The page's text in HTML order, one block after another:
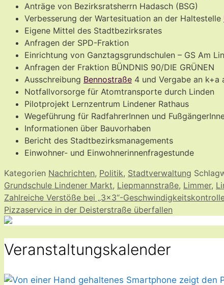
Anträge von Bezirksratsherrn Hadasch (BSG)
Verbesserung der Wartesituation an der Haltestelle
Eigene Mittel des Stadtbezirksrates
Anfragen der SPD-Fraktion
Einrichtung von Ganztagsgrundschulen – GS Am
Anfragen der Fraktion BÜNDNIS 90/DIE GRÜNEN
Ausschreibung Bennostraße 4 und Vergabe an k+a
Notfallvorsorge für Atomtransporte durch Linden
Pilotprojekt Lernzentrum Lindener Rathaus
Wegeführung für RadfahrerInnen und
Informationen über Bauvorhaben
Bericht des Stadtbezirksmanagements
Einwohner- und Einwohnerinnenfragestunde
Kategorien Nachrichten, Politik, Stadtverwaltung
Grundschule Lindener Markt, Liepmannstraße, Limmer,
Zahlreiche Verstöße bei „3×3“-
Pizzaservice in der Deisterstraße überfallen
Veranstaltungskalender